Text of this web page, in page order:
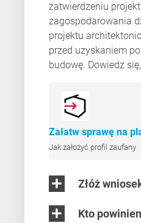
zatwierdzeniu
zagospodarowania
projektu
przed uzyskaniem
budowę. Dowiedz
Załatw sprawę na
Jak założyć profil zaufany
Złóż